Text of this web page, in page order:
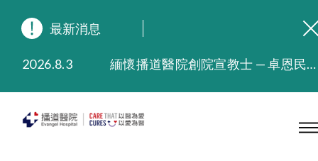
最新消息
2026.8.3
緬懷播道醫院創院宣教士 — 卓恩民醫生香港追思會
2025.9.23
本院在暴雨或颱風警告信號 (包括黑色暴雨及8號或以上熱帶氣旋警告信號) 下，仍會維持有限度服務。如有查詢，可致電2711 5222。